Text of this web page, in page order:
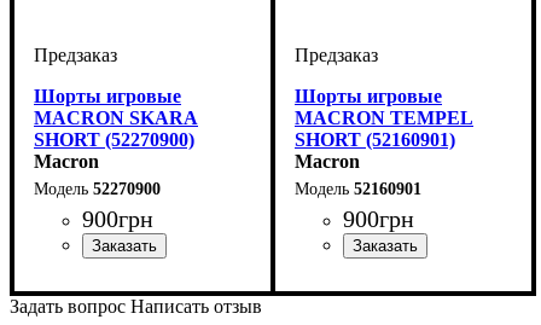
Шорты игровые
MACRON SKARA
SHORT (52270900)
Macron
52270900
900грн
Шорты игровые
MACRON TEMPEL
SHORT (52160901)
Macron
52160901
900грн
Задать вопрос Написать отзыв